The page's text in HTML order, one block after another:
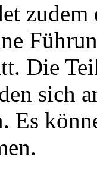
zudem
Die
sich
Es